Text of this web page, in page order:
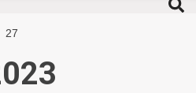
27